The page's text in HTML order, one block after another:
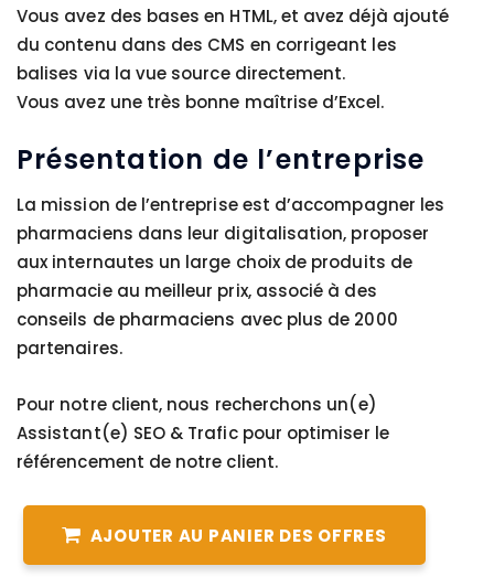
Vous avez des bases en HTML, et avez déjà ajouté
du contenu dans des CMS en corrigeant les
balises via la vue source directement.
Vous avez une très bonne maîtrise d’Excel.
Présentation de l’entreprise
La mission de l’entreprise est d’accompagner les
pharmaciens dans leur digitalisation, proposer
aux internautes un large choix de produits de
pharmacie au meilleur prix, associé à des
conseils de pharmaciens avec plus de 2000
partenaires.
Pour notre client, nous recherchons un(e)
Assistant(e) SEO & Trafic pour optimiser le
référencement de notre client.
AJOUTER AU PANIER DES OFFRES